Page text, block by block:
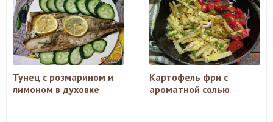
Тунец с розмарином и
лимоном в духовке
Картофель фри с
ароматной солью